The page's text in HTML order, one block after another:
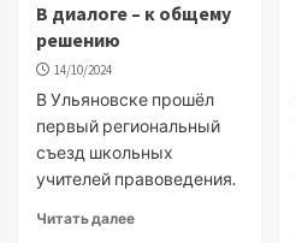
В диалоге – к общему
решению
14/10/2024
В Ульяновске прошёл
первый региональный
съезд школьных
учителей правоведения.
Читать далее